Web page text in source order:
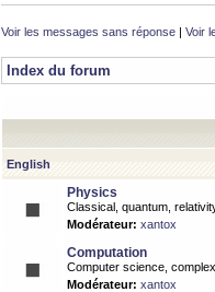
Voir les messages sans réponse | Voir
Index du forum
English
Physics
Classical, quantum,
Modérateur: xantox
Computation
Computer science,
Modérateur: xantox